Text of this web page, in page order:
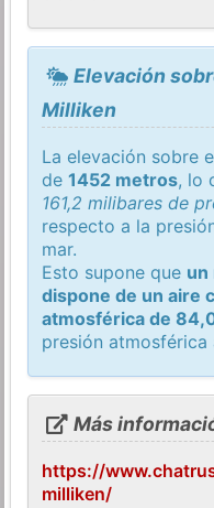
Elevación
Milliken
La elevación sobre
de1452 metros, lo
161,2 milibares de
respecto a la
mar.
Esto supone que un
dispone de un aire
atmosférica de
presión atmosférica
Más
https://
milliken/